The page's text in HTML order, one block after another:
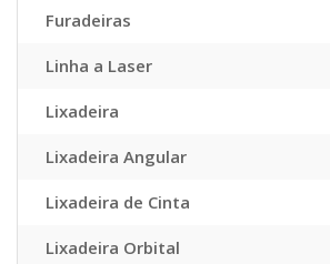
Furadeiras
Linha a Laser
Lixadeira
Lixadeira Angular
Lixadeira de Cinta
Lixadeira Orbital